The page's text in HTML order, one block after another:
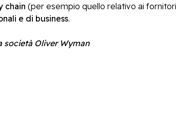
chain (per esempio quello relativo ai
e di business.
società Oliver Wyman